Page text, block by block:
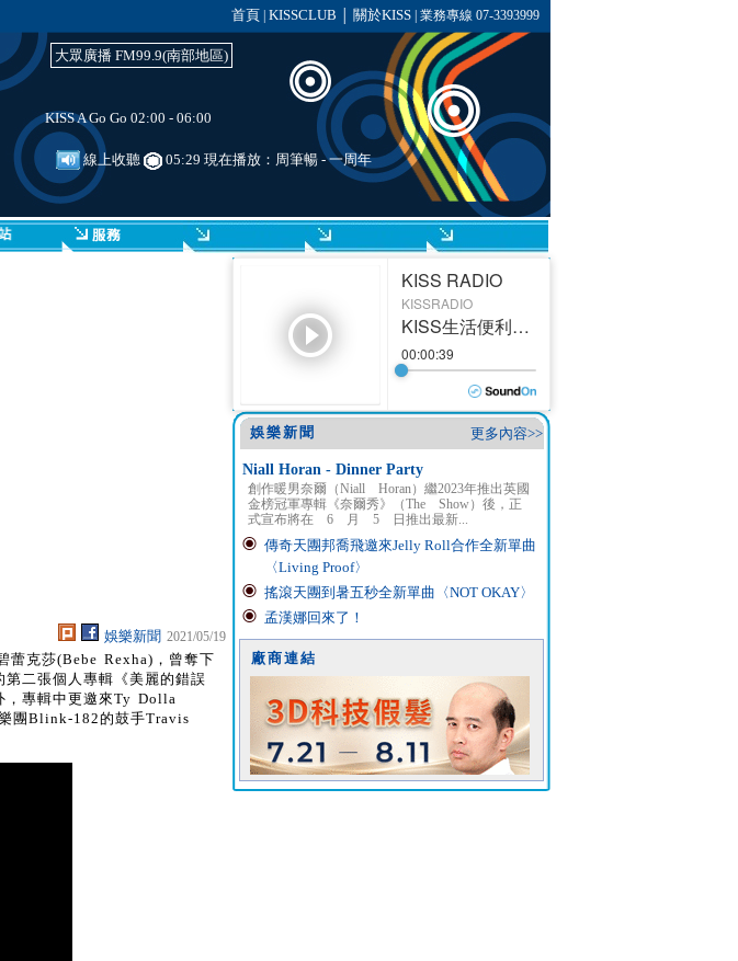
首頁 KISSCLUB 關於KISS| 業務專線 07-3393999
大眾廣播 FM99.9(南部地區)
KISS A Go Go 02:00 - 06:00
線上收聽 05:29 現在播放： 周筆暢-一周年
娛樂新聞 2021/05/19
蕾克莎(Bebe Rexha)，曾奪下
二張個人專輯《美麗的錯誤
，專輯中更邀來Ty Dolla
團Blink-182的鼓手Travis
更多內容>>
娛樂新聞
Niall Horan - Dinner Party
創作暖男奈爾（Niall Horan）繼2023年推出英國
金榜冠軍專輯《奈爾秀》（The Show）後，正
式宣布將在 6 月 5 日推出最新...
傳奇天團邦喬飛邀來Jelly Roll合作全新單曲
〈Living Proof〉
搖滾天團到暑五秒全新單曲〈NOT OKAY〉
孟漢娜回來了！
廠商連結